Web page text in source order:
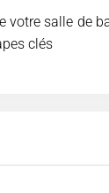
votre salle de
clés